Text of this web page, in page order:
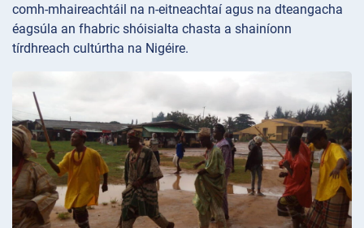
comh-mhaireachtáil na n-eitneachtaí agus na dteangacha
éagsúla an fhabric shóisialta chasta a shainíonn
tírdhreach cultúrtha na Nigéire.